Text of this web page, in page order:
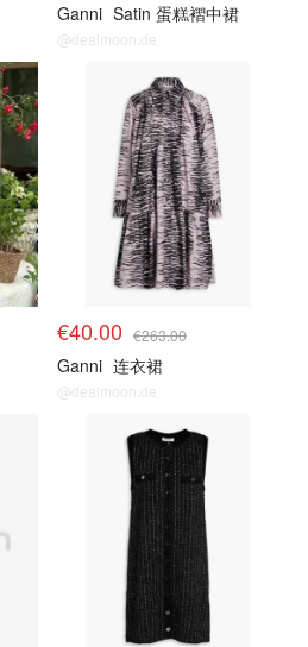
Ganni Satin 蛋糕褶中裙
@dealmoon.de
€40.00 €263.00
Ganni 连衣裙
@dealmoon.de